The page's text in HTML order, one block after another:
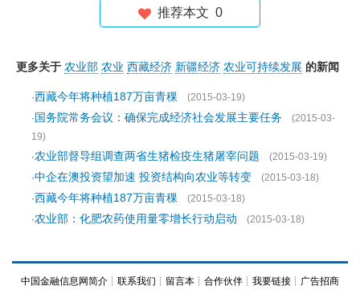
推荐本文 0
更多关于 农业部 农业 西藏经济 新疆经济 农业可持续发展 的新闻
·西藏今年将种植187万亩青稞
(2015-03-19)
·国务院常务会议：确保完成经济社会发展主要任务
(2015-03-
19)
·农业部督导组调查两省生猪检疫生猪屠宰问题
(2015-03-19)
·中企在澳投资望加速 投资结构向农业等转变
(2015-03-18)
·西藏今年将种植187万亩青稞
(2015-03-18)
·农业部：化肥农药使用量零增长行动启动 (2015-03-18)
中国金融信息网简介 ┊ 联系我们 ┊ 留言本 ┊ 合作伙伴 ┊ 我要链接 ┊ 广告招商